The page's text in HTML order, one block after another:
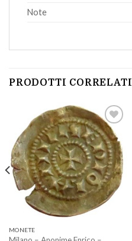
Note
PRODOTTI CORRELATI
Aggiungi
a lista
dei
desideri
MONETE